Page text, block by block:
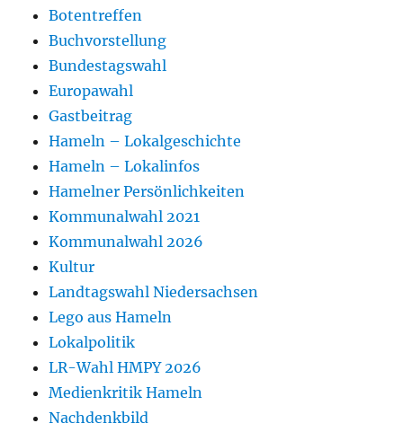
Botentreffen
Buchvorstellung
Bundestagswahl
Europawahl
Gastbeitrag
Hameln – Lokalgeschichte
Hameln – Lokalinfos
Hamelner Persönlichkeiten
Kommunalwahl 2021
Kommunalwahl 2026
Kultur
Landtagswahl Niedersachsen
Lego aus Hameln
Lokalpolitik
LR-Wahl HMPY 2026
Medienkritik Hameln
Nachdenkbild